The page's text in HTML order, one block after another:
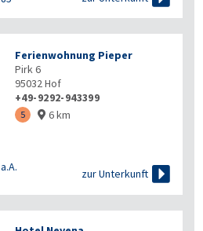
Ferienwohnung Pieper
Pirk 6
95032Hof
+49-9292-943399
5  6 km
a.A.
zur Unterkunft 